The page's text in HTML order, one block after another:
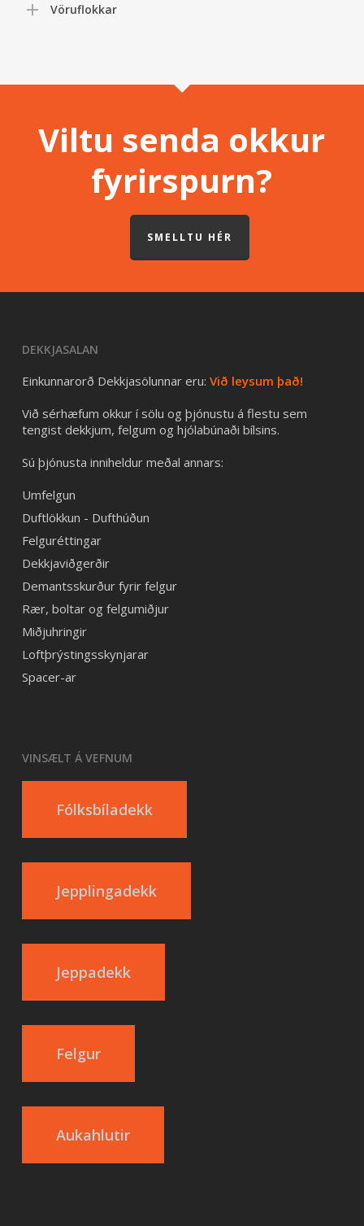
Vöruflokkar
Viltu senda okkur
fyrirspurn?
SMELLTU HÉR
DEKKJASALAN
Einkunnarorð Dekkjasölunnar eru: Við leysum það!
Við sérhæfum okkur í sölu og þjónustu á flestu sem
tengist dekkjum, felgum og hjólabúnaði bílsins.
Sú þjónusta inniheldur meðal annars:
Umfelgun
Duftlökkun - Dufthúðun
Felguréttingar
Dekkjaviðgerðir
Demantsskurður fyrir felgur
Rær, boltar og felgumiðjur
Miðjuhringir
Loftþrýstingsskynjarar
Spacer-ar
VINSÆLT Á VEFNUM
Fólksbíladekk
Jepplingadekk
Jeppadekk
Felgur
Aukahlutir